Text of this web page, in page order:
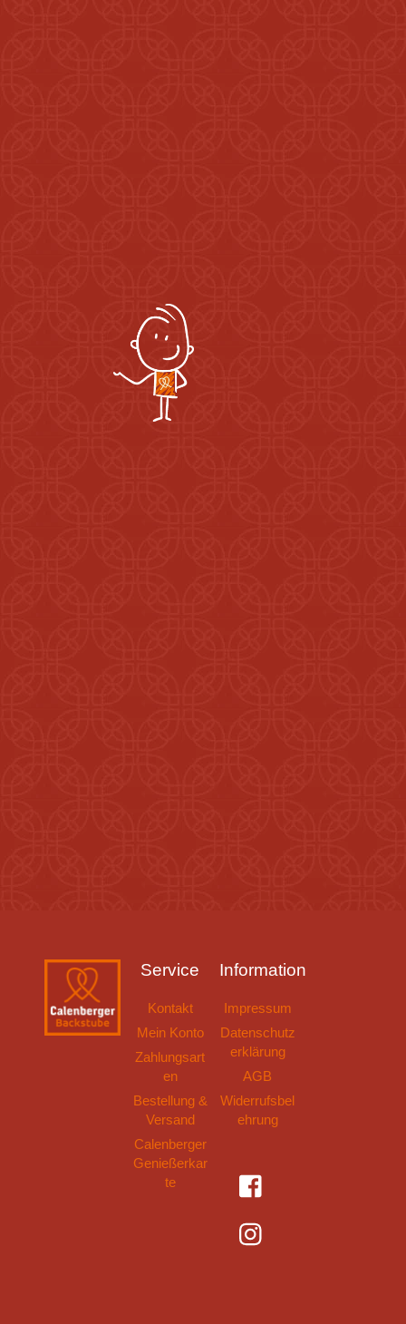
Service
Kontakt
Mein Konto
Zahlungsart
en
Bestellung &
Versand
Calenberger
Genießerkar
te
Information
Impressum
Datenschutz
erklärung
AGB
Widerrufsbel
ehrung